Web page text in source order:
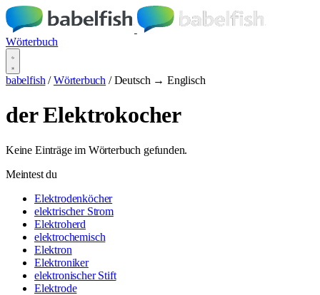
Wörterbuch
babelfish / Wörterbuch / Deutsch → Englisch
der Elektrokocher
Keine Einträge im Wörterbuch gefunden.
Meintest du
Elektrodenköcher
elektrischer Strom
Elektroherd
elektrochemisch
Elektron
Elektroniker
elektronischer Stift
Elektrode